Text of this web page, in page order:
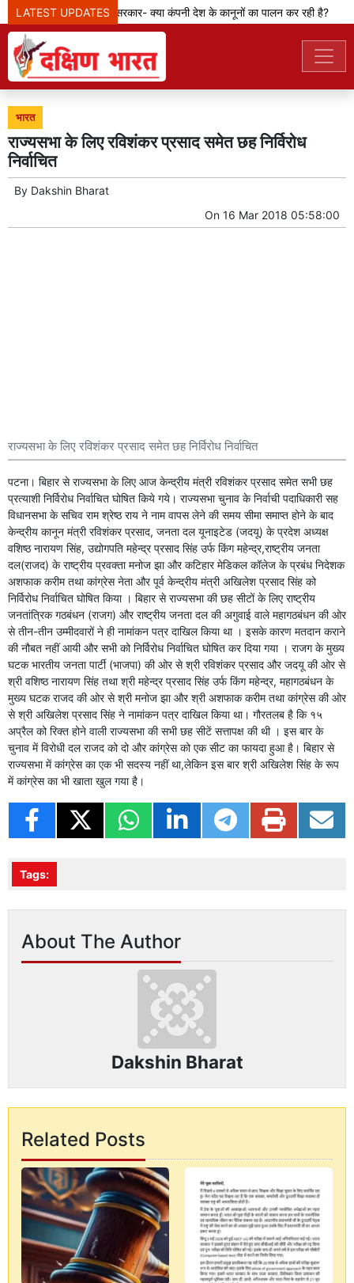
LATEST UPDATES
मेटा टीम से पूछ रही सरकार- क्या कंपनी देश के कानूनों का पालन कर रही है?
भारत
राज्यसभा के लिए रविशंकर प्रसाद समेत छह निर्विरोध
निर्वाचित
By Dakshin Bharat
On 16 Mar 2018 05:58:00
राज्यसभा के लिए रविशंकर प्रसाद समेत छह निर्विरोध निर्वाचित
पटना। बिहार से राज्यसभा के लिए आज केन्द्रीय मंत्री रविशंकर प्रसाद समेत सभी छह
प्रत्याशी निर्विरोध निर्वाचित घोषित किये गये। राज्यसभा चुनाव के निर्वाची पदाधिकारी सह
विधानसभा के सचिव राम श्रेष्ठ राय ने नाम वापस लेने की समय सीमा समाप्त होने के बाद
केन्द्रीय कानून मंत्री रविशंकर प्रसाद, जनता दल यूनाइटेड (जदयू) के प्रदेश अध्यक्ष
वशिष्ठ नारायण सिंह, उद्योगपति महेन्द्र प्रसाद सिंह उर्फ किंग महेन्द्र,राष्ट्रीय जनता
दल(राजद) के राष्ट्रीय प्रवक्ता मनोज झा और कटिहार मेडिकल कॉलेज के प्रबंध निदेशक
अशफाक करीम तथा कांग्रेस नेता और पूर्व केन्द्रीय मंत्री अखिलेश प्रसाद सिंह को
निर्विरोध निर्वाचित घोषित किया । बिहार से राज्यसभा की छह सीटों के लिए राष्ट्रीय
जनतांत्रिक गठबंधन (राजग) और राष्ट्रीय जनता दल की अगुवाई वाले महागठबंधन की ओर
से तीन-तीन उम्मीदवारों ने ही नामांकन पत्र दाखिल किया था । इसके कारण मतदान कराने
की नौबत नहीं आयी और सभी को निर्विरोध निर्वाचित घोषित कर दिया गया । राजग के मुख्य
घटक भारतीय जनता पार्टी (भाजपा) की ओर से श्री रविशंकर प्रसाद और जदयू की ओर से
श्री वशिष्ठ नारायण सिंह तथा श्री महेन्द्र प्रसाद सिंह उर्फ किंग महेन्द्र, महागठबंधन के
मुख्य घटक राजद की ओर से श्री मनोज झा और श्री अशफाक करीम तथा कांग्रेस की ओर
से श्री अखिलेश प्रसाद सिंह ने नामांकन पत्र दाखिल किया था। गौरतलब है कि १५
अप्रैल को रिक्त होने वाली राज्यसभा की सभी छह सीटें सत्तापक्ष की थी । इस बार के
चुनाव में विरोधी दल राजद को दो और कांग्रेस को एक सीट का फायदा हुआ है। बिहार से
राज्यसभा में कांग्रेस का एक भी सदस्य नहीं था,लेकिन इस बार श्री अखिलेश सिंह के रूप
में कांग्रेस का भी खाता खुल गया है।
Tags:
About The Author
Dakshin Bharat
Related Posts